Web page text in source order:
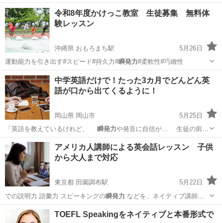
ル： アルファベ…
愛知 愛知郡 日進駅 コーチ
令和8年度かけっこ教室 生徒募集 無料体
験レッスン
沖縄県 おもろまち駅
5月26日
運動能力を引き出す#スピード#持久力#瞬発力#柔軟性#巧緻性
沖縄 那覇市 おもろまち駅 かけっこ
中学英語だけで！たった3カ月でどんどん英
語が口から出てくるように！
岡山県 岡山市
5月25日
「英語を教えているけれど、 瞬発力や発音に自信が… 生徒の前で
自…岡山 岡山市 英語 コーチング
アメリカ人講師による英会話レッスン 子供
から大人まで対応
東京都 田園調布駅
5月22日
での説明力 語彙力 スピーキングの瞬発力
の会話…
東京 目黒区 英会話 ネイティブ
TOEFL Speakingをネイティブと本番形式で